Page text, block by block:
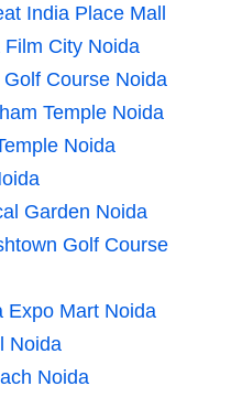
India Place Mall
Film City Noida
Golf Course Noida
Temple Noida
Noida
Garden Noida
Golf Course
Expo Mart Noida
Noida
Noida